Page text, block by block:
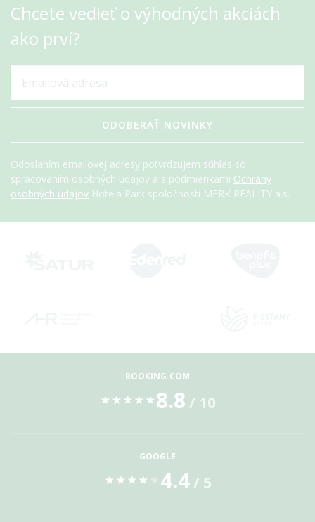
Chcete vedieť o výhodných akciách
ako prví?
ODOBERAŤ NOVINKY
Odoslaním emailovej adresy potvrdzujem súhlas so
spracovaním osobných údajov a s podmienkami Ochrany
osobných údajov Hotela Park spoločnosti MERK REALITY a.s.
BOOKING.COM
★ ★ ★ ★ ★ 8.8 / 10
GOOGLE
★ ★ ★ ★ 4.4/ 5